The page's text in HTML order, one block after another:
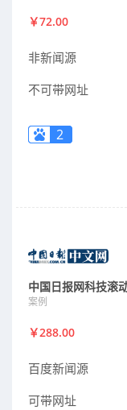
￥72.00
非新闻源
不可带网址
2
中国日报网科技滚
案例
￥288.00
百度新闻源
可带网址